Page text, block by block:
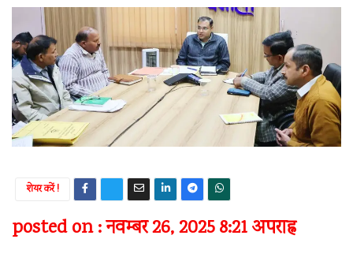
शेयर करें !
posted on : नवम्बर 26, 2025 8:21 अपराह्न